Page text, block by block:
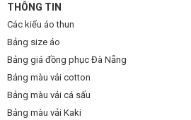
THÔNG TIN
Các kiểu áo thun
Bảng size áo
Bảng giá đồng phục Đà Nẵng
Bảng màu vải cotton
Bảng màu vải cá sấu
Bảng màu vải Kaki